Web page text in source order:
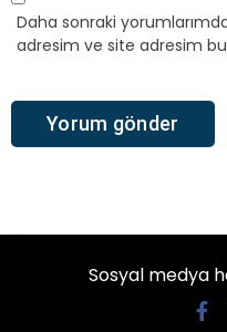
Daha sonraki
adresim ve site adresim bu
Sosyal medya